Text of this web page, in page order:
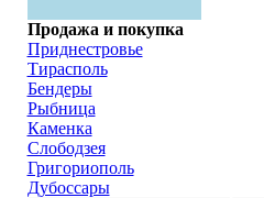
Продажа и покупка
Приднестровье
Тирасполь
Бендеры
Рыбница
Каменка
Слободзея
Григориополь
Дубоссары